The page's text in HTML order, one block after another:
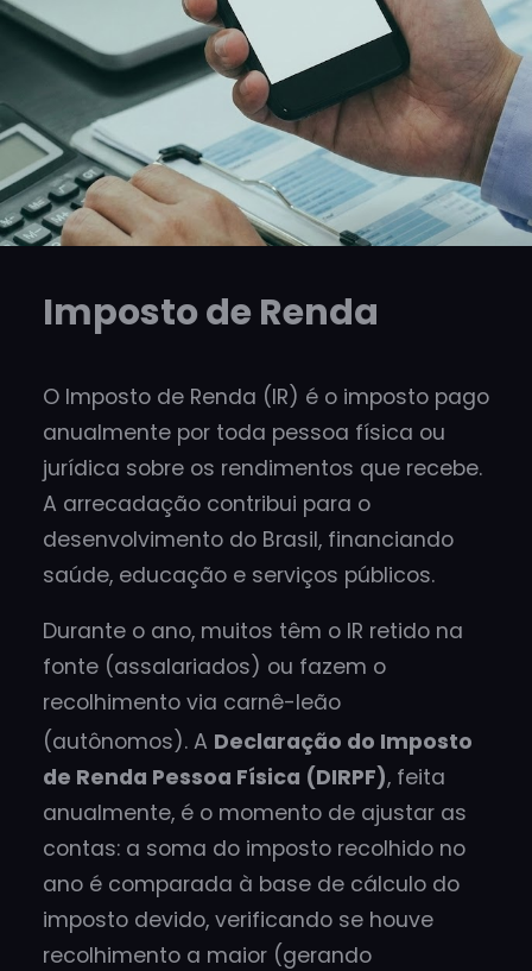
Imposto de Renda
O Imposto de Renda (IR) é o imposto pago
anualmente por toda pessoa física ou
jurídica sobre os rendimentos que recebe.
A arrecadação contribui para o
desenvolvimento do Brasil, financiando
saúde, educação e serviços públicos.
Durante o ano, muitos têm o IR retido na
fonte (assalariados) ou fazem o
recolhimento via carnê-leão
(autônomos). A Declaração do Imposto
de Renda Pessoa Física (DIRPF), feita
anualmente, é o momento de ajustar as
contas: a soma do imposto recolhido no
ano é comparada à base de cálculo do
imposto devido, verificando se houve
recolhimento a maior (gerando